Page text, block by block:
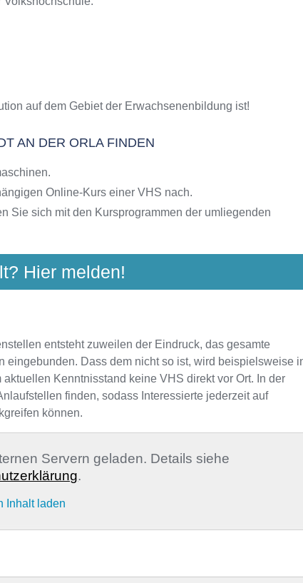
der VHS
auf dem Gebiet der Erwachsenenbildung ist!
AN DER ORLA FINDEN
Online-Kurs einer VHS nach.
Sie sich mit den Kursprogrammen der umliegenden
Hier melden!
entsteht zuweilen der Eindruck, das gesamte
Dass dem nicht so ist, wird beispielsweise
Kenntnisstand keine VHS direkt vor Ort. In der
finden, sodass Interessierte jederzeit auf
können.
Servern geladen. Details siehe
.
Inhalt laden